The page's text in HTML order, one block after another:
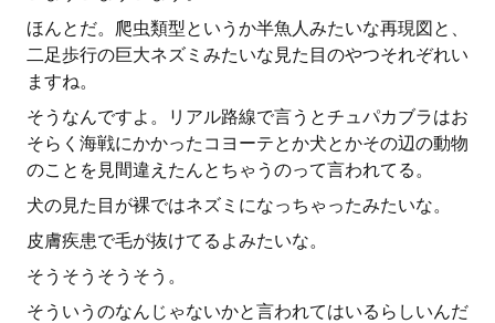
ほんとだ。爬虫類型というか半魚人みたいな再現図と、
二足歩行の巨大ネズミみたいな見た目のやつそれぞれい
ますね。
そうなんですよ。リアル路線で言うとチュパカブラはお
そらく海戦にかかったコヨーテとか犬とかその辺の動物
のことを見間違えたんとちゃうのって言われてる。
犬の見た目が裸ではネズミになっちゃったみたいな。
皮膚疾患で毛が抜けてるよみたいな。
そうそうそうそう。
そういうのなんじゃないかと言われてはいるらしいんだ